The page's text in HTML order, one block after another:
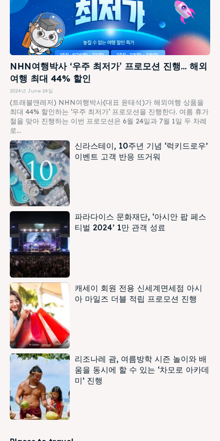
NHN여행박사 ‘우주 최저가’ 프로모션 진행… 해외
여행 최대 44% 할인
2024년 June 24일
(트래블앤레저) NHN여행박사(대표 윤태석)가 해외여행 상품을
최대 44% 할인하는 ‘우주 최저가’ 프로모션을 진행한다. 여름 휴가
철을 맞아 진행하는 이번 프로모션은 6월 24일과 7월 1일 두 차례
로...
신라스테이, 10주년 기념 ‘럭키드로우’
이벤트 고객 반응 뜨거워
파라다이스 문화재단, ‘아시안 팝 페스
티벌 2024’ 1만 관객 성료
캐세이 회원 전용 신세계면세점 아시
아 마일즈 더블 적립 프로모션 진행
리조나레 괌, 여름방학 시즌 놀이와 배
움을 동시에 할 수 있는 ‘차모로 아카데
미’ 진행